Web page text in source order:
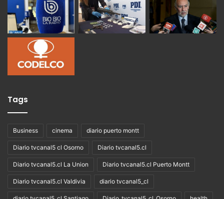
Tags
Business cinema diario puerto montt
Diario tvcanal5 cl Osorno Diario tvcanal5.cl
Diario tvcanal5.cl La Union Diario tvcanal5.cl Puerto Montt
Diario tvcanal5.cl Valdivia diario tvcanal5_cl